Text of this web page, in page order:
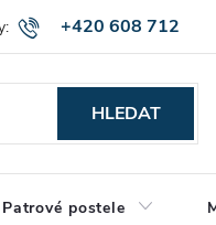
+420 608 712
Montáž a výnos zboží
HLEDAT
Patrové postele